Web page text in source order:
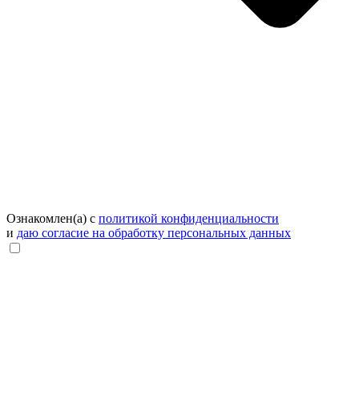
Ознакомлен(а) с политикой конфиденциальности
и даю согласие на обработку персональных данных